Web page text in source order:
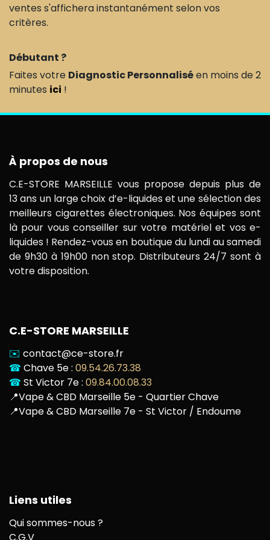
ventes s'affichera instantanément selon vos
critères.
Débutant ?
Faites votre Diagnostic Personnaliséen moins de 2
minutes ici !
À propos de nous
C.E-STORE MARSEILLE vous propose depuis plus de
13 ans un large choix d’e-liquides et une sélection des
meilleurs cigarettes électroniques. Nos équipes sont
là pour vous conseiller sur votre matériel et vos e-
liquides ! Rendez-vous en boutique du lundi au samedi
de 9h30 à 19h00 non stop. Distributeurs 24/7 sont à
votre disposition.
C.E-STORE MARSEILLE
✉️ contact@ce-store.fr
☎ Chave 5e : 09.54.26.73.38
☎ St Victor 7e : 09.84.00.08.33
📍Vape & CBD Marseille 5e - Quartier Chave
📍Vape & CBD Marseille 7e - St Victor / Endoume
Liens utiles
Qui sommes-nous ?